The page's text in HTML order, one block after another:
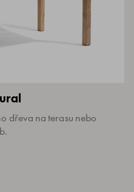
dřeva na terasu nebo